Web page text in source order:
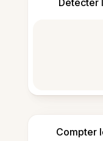
Détecter
Compter